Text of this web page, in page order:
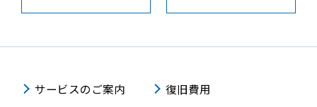
サービスのご案内
復旧費用